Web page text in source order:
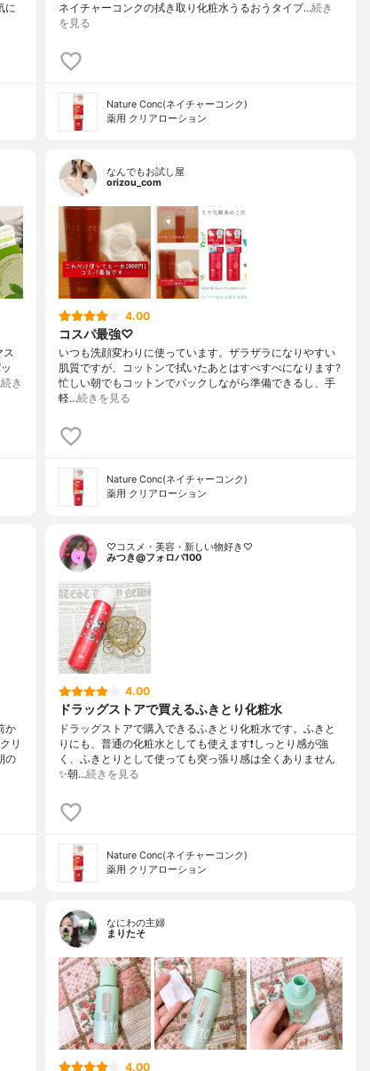
に
ネイチャーコンクの拭き取り化粧水⁡うるおうタイプ…続き
を見る
Nature Conc(ネイチャーコンク)
薬用 クリアローション
ス
続き
なんでもお試し屋
orizou_com
4.00
コスパ最強♡
いつも洗顔変わりに使っています。ザラザラになりやすい
肌質ですが、コットンで拭いたあとはすべすべになります?
忙しい朝でもコットンでパックしながら準備できるし、手
軽…続きを見る
Nature Conc(ネイチャーコンク)
薬用 クリアローション
か
リ
の
♡コスメ・美容・新しい物好き♡
みつき@フォロバ100
4.00
ドラッグストアで買えるふきとり化粧水
ドラッグストアで購入できるふきとり化粧水です。ふきと
りにも、普通の化粧水としても使えます❗しっとり感が強
く、ふきとりとして使っても突っ張り感は全くありません
✨朝…続きを見る
Nature Conc(ネイチャーコンク)
薬用 クリアローション
なにわの主婦
まりたそ
4.00